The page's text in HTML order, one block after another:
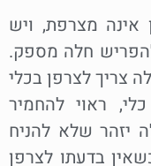
מצרפת, ויש
חלה מספק.
צריך לצרפן בכלי
ראוי להחמיר
יזהר שלא להניח
בדעתו לצרפן